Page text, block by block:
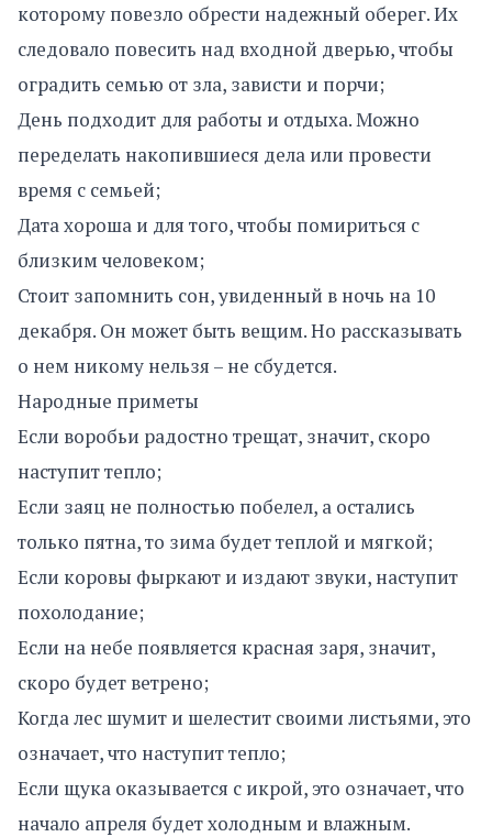
которому повезло обрести надежный оберег. Их
следовало повесить над входной дверью, чтобы
оградить семью от зла, зависти и порчи;
День подходит для работы и отдыха. Можно
переделать накопившиеся дела или провести
время с семьей;
Дата хороша и для того, чтобы помириться с
близким человеком;
Стоит запомнить сон, увиденный в ночь на 10
декабря. Он может быть вещим. Но рассказывать
о нем никому нельзя – не сбудется.
Народные приметы
Если воробьи радостно трещат, значит, скоро
наступит тепло;
Если заяц не полностью побелел, а остались
только пятна, то зима будет теплой и мягкой;
Если коровы фыркают и издают звуки, наступит
похолодание;
Если на небе появляется красная заря, значит,
скоро будет ветрено;
Когда лес шумит и шелестит своими листьями, это
означает, что наступит тепло;
Если щука оказывается с икрой, это означает, что
начало апреля будет холодным и влажным.